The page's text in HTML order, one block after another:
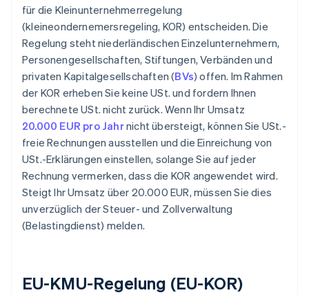
für die Kleinunternehmerregelung
(kleineondernemersregeling, KOR) entscheiden. Die
Regelung steht niederländischen Einzelunternehmern,
Personengesellschaften, Stiftungen, Verbänden und
privaten Kapitalgesellschaften (BVs) offen. Im Rahmen
der KOR erheben Sie keine USt. und fordern Ihnen
berechnete USt. nicht zurück. Wenn Ihr Umsatz
20.000 EUR pro Jahrnicht übersteigt, können Sie USt.-
freie Rechnungen ausstellen und die Einreichung von
USt.-Erklärungen einstellen, solange Sie auf jeder
Rechnung vermerken, dass die KOR angewendet wird.
Steigt Ihr Umsatz über 20.000 EUR, müssen Sie dies
unverzüglich der Steuer- und Zollverwaltung
(Belastingdienst) melden.
EU-KMU-Regelung (EU-KOR)